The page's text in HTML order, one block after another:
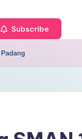
Subscribe